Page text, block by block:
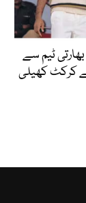
ٹیم سے
کرکٹ کھیلی